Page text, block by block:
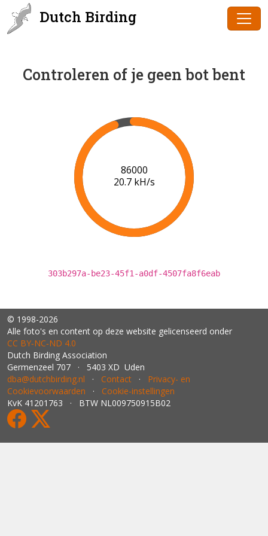
Dutch Birding
Controleren of je geen bot bent
87000
20.0 kH/s
303b297a-be23-45f1-a0df-4507fa8f6eab
© 1998-2026
Alle foto's en content op deze website gelicenseerd onder
CC BY‑NC‑ND 4.0
Dutch Birding Association
Germenzeel 707 · 5403 XD Uden
dba@dutchbirding.nl · Contact · Privacy- en
Cookievoorwaarden · Cookie-instellingen
KvK 41201763 · BTW NL009750915B02